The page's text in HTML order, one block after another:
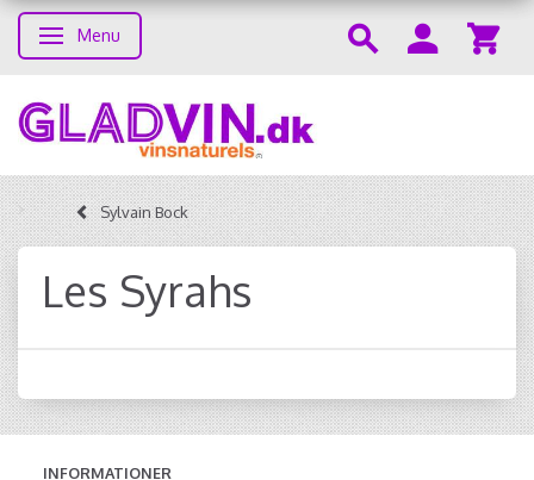
Skifte navigation
Menu
Sylvain Bock
Les Syrahs
INFORMATIONER